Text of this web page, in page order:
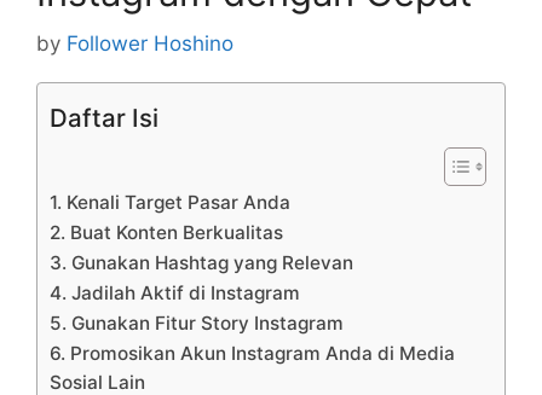
by Follower Hoshino
Daftar Isi
1. Kenali Target Pasar Anda
2. Buat Konten Berkualitas
3. Gunakan Hashtag yang Relevan
4. Jadilah Aktif di Instagram
5. Gunakan Fitur Story Instagram
6. Promosikan Akun Instagram Anda di Media
Sosial Lain